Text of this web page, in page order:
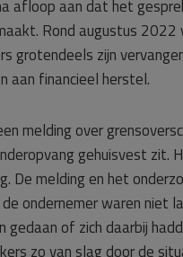
afloop aan dat het
Rond augustus
grotendeels zijn
aan financieel herstel.
melding over
gehuisvest zit.
De melding en het
ondernemer waren niet
of zich daarbij
zo van slag door de